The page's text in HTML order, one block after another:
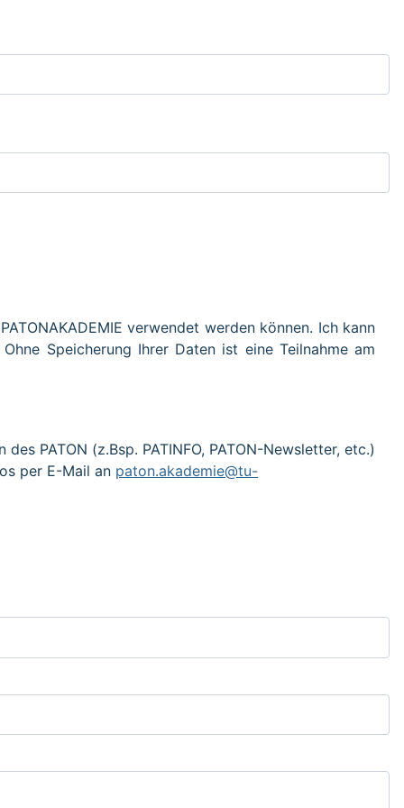
verwendet werden können. Ich kann
Speicherung Ihrer Daten ist eine Teilnahme am
PATON (z.Bsp. PATINFO, PATON-Newsletter, etc.)
per E-Mail an paton.akademie@tu-